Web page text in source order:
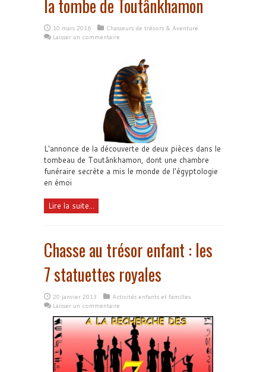
la tombe de Toutânkhamon
10 mars 2016
Chasseurs de trésors & Aventure
Laisser un commentaire
L'annonce de la découverte de deux pièces dans le
tombeau de Toutânkhamon, dont une chambre
funéraire secrète a mis le monde de l'égyptologie
en émoi
Lire la suite...
Chasse au trésor enfant : les
7 statuettes royales
20 janvier 2013
Activités enfants et familles
Laisser un commentaire